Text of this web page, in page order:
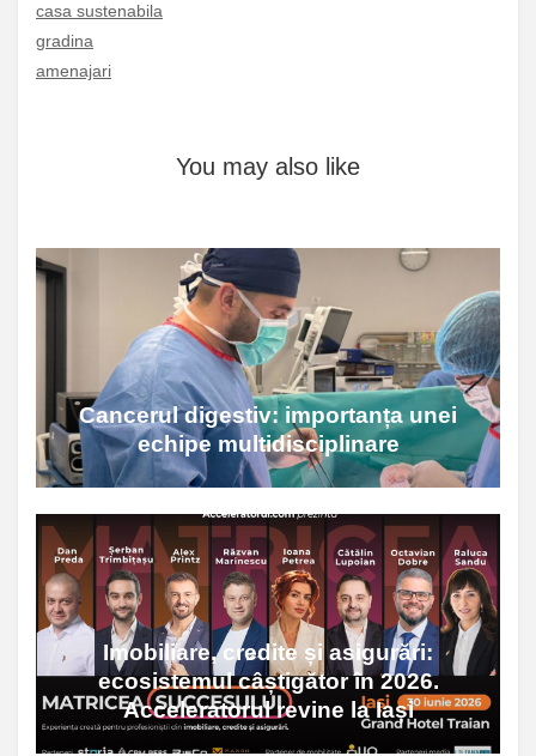
casa sustenabila
gradina
amenajari
You may also like
Cancerul digestiv: importanța unei
echipe multidisciplinare
Imobiliare, credite și asigurări:
ecosistemul câștigător în 2026.
Acceleratorul revine la Iași